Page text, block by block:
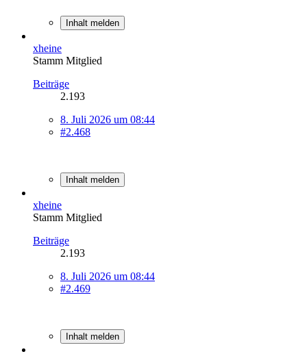
Inhalt melden
xheine
Stamm Mitglied
Beiträge
2.193
8. Juli 2026 um 08:44
#2.468
Inhalt melden
xheine
Stamm Mitglied
Beiträge
2.193
8. Juli 2026 um 08:44
#2.469
Inhalt melden